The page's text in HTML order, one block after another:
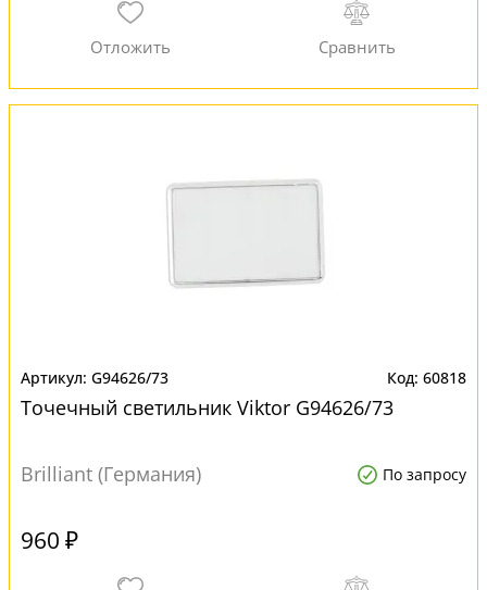
G94626/73 60818
Точечный светильник Viktor G94626/73
Brilliant (Германия) По запросу
960 ₽